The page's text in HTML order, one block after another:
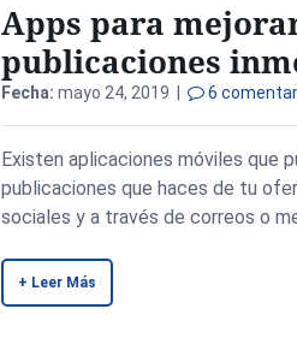
Apps para
publicaciones
Fecha: mayo 24, 2019 | 6
Existen aplicaciones móviles que
publicaciones que haces de tu
sociales y a través de correos o
+ Leer Más